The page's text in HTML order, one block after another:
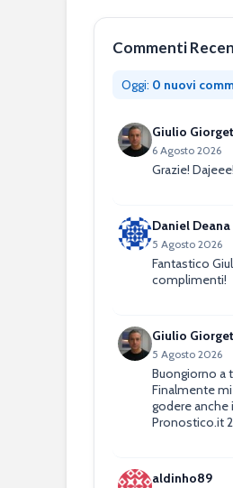
Commenti
Oggi: 0 nuovi
Giulio
6 Agosto 2026
Grazie!
Daniel Deana
5 Agosto 2026
Fantastico
complimenti!
Giulio
5 Agosto 2026
Buongiorno a
Finalmente
godere anche
Pronostico.it
aldinho89